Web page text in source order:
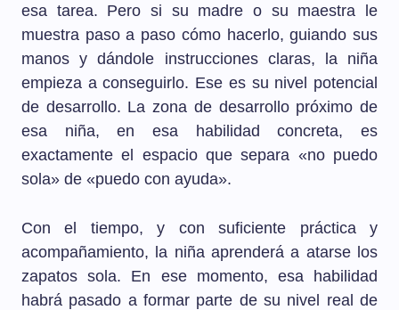
esa tarea. Pero si su madre o su maestra le
muestra paso a paso cómo hacerlo, guiando sus
manos y dándole instrucciones claras, la niña
empieza a conseguirlo. Ese es su nivel potencial
de desarrollo. La zona de desarrollo próximo de
esa niña, en esa habilidad concreta, es
exactamente el espacio que separa «no puedo
sola» de «puedo con ayuda».
Con el tiempo, y con suficiente práctica y
acompañamiento, la niña aprenderá a atarse los
zapatos sola. En ese momento, esa habilidad
habrá pasado a formar parte de su nivel real de